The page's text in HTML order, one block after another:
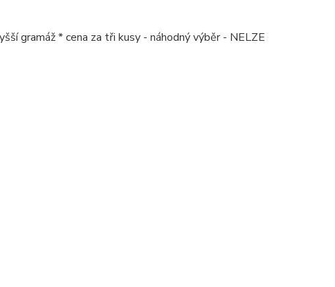
gramáž * cena za tři kusy - náhodný výběr - NELZE